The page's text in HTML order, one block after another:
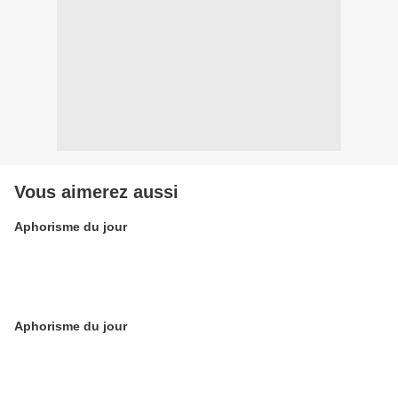
Vous aimerez aussi
Aphorisme du jour
Aphorisme du jour